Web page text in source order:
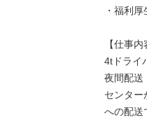
・福利
【仕事内
4tドライ
夜間配送
センター
への配送